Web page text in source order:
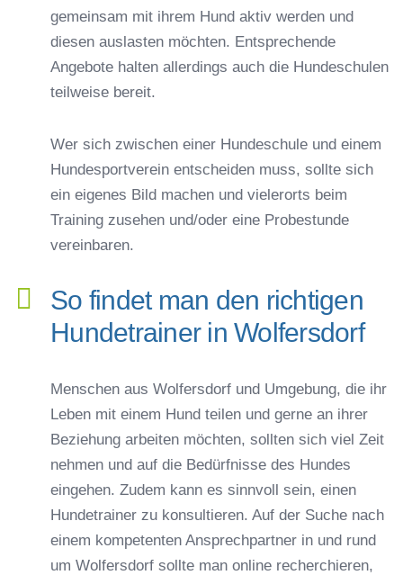
gemeinsam mit ihrem Hund aktiv werden und
diesen auslasten möchten. Entsprechende
Angebote halten allerdings auch die Hundeschulen
teilweise bereit.
Wer sich zwischen einer Hundeschule und einem
Hundesportverein entscheiden muss, sollte sich
ein eigenes Bild machen und vielerorts beim
Training zusehen und/oder eine Probestunde
vereinbaren.
So findet man den richtigen
Hundetrainer in Wolfersdorf
Menschen aus Wolfersdorf und Umgebung, die ihr
Leben mit einem Hund teilen und gerne an ihrer
Beziehung arbeiten möchten, sollten sich viel Zeit
nehmen und auf die Bedürfnisse des Hundes
eingehen. Zudem kann es sinnvoll sein, einen
Hundetrainer zu konsultieren. Auf der Suche nach
einem kompetenten Ansprechpartner in und rund
um Wolfersdorf sollte man online recherchieren,